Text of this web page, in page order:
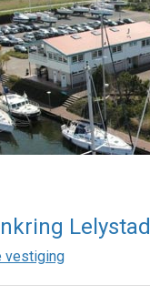
Lelystad
vestiging